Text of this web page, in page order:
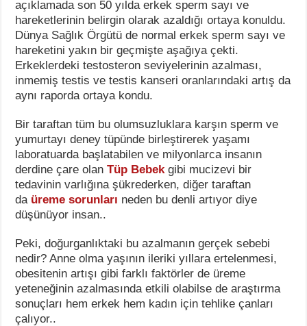
açıklamada son 50 yılda erkek sperm sayı ve
hareketlerinin belirgin olarak azaldığı ortaya konuldu.
Dünya Sağlık Örgütü de normal erkek sperm sayı ve
hareketini yakın bir geçmişte aşağıya çekti.
Erkeklerdeki testosteron seviyelerinin azalması,
inmemiş testis ve testis kanseri oranlarındaki artış da
aynı raporda ortaya kondu.
Bir taraftan tüm bu olumsuzluklara karşın sperm ve
yumurtayı deney tüpünde birleştirerek yaşamı
laboratuarda başlatabilen ve milyonlarca insanın
derdine çare olanTüp Bebek gibi mucizevi bir
tedavinin varlığına şükrederken, diğer taraftan
da üreme sorunları neden bu denli artıyor diye
düşünüyor insan..
Peki, doğurganlıktaki bu azalmanın gerçek sebebi
nedir? Anne olma yaşının ileriki yıllara ertelenmesi,
obesitenin artışı gibi farklı faktörler de üreme
yeteneğinin azalmasında etkili olabilse de araştırma
sonuçları hem erkek hem kadın için tehlike çanları
çalıyor..